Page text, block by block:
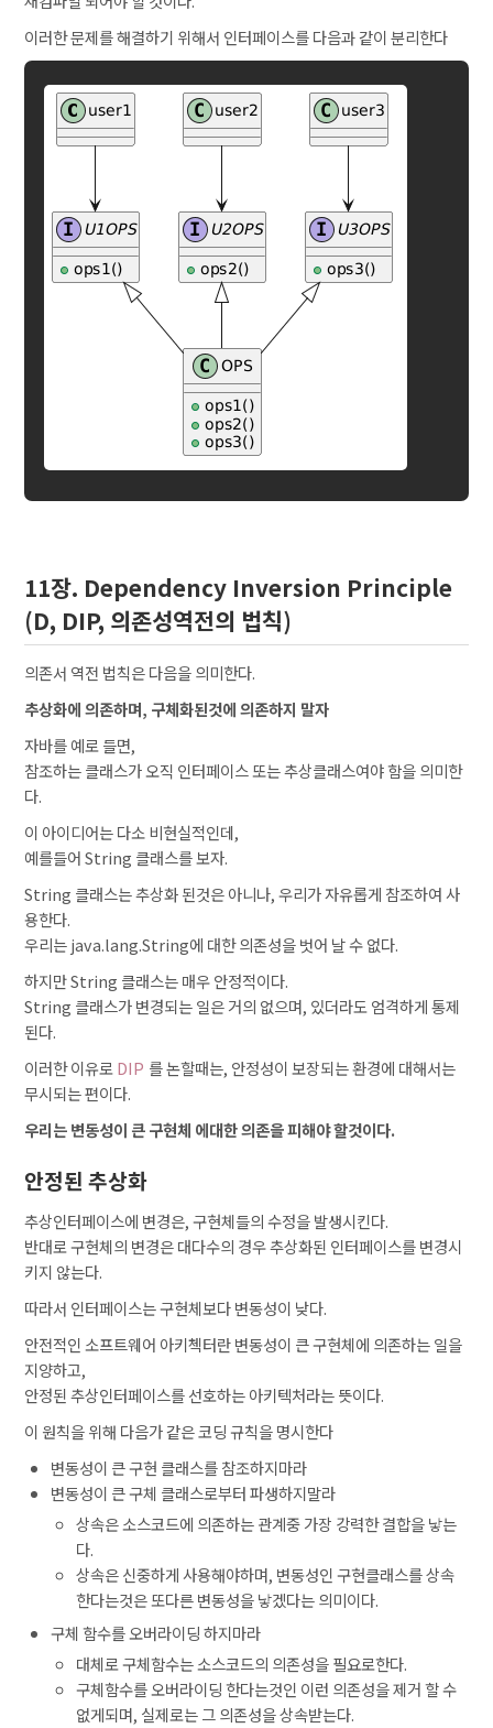
이러한 문제를 해결하기 위해서 인터페이스를 다음과 같이 분리한다
11장. Dependency Inversion Principle
(D, DIP, 의존성역전의 법칙)
의존서 역전 법칙은 다음을 의미한다.
추상화에 의존하며, 구체화된것에 의존하지 말자
자바를 예로 들면,
참조하는 클래스가 오직 인터페이스 또는 추상클래스여야 함을 의미한
다.
이 아이디어는 다소 비현실적인데,
예를들어 String 클래스를 보자.
String 클래스는 추상화 된것은 아니나, 우리가 자유롭게 참조하여 사
용한다.
우리는 java.lang.String에 대한 의존성을 벗어 날 수 없다.
하지만 String 클래스는 매우 안정적이다.
String 클래스가 변경되는 일은 거의 없으며, 있더라도 엄격하게 통제
된다.
이러한 이유로DIP 를 논할때는, 안정성이 보장되는 환경에 대해서는
무시되는 편이다.
우리는 변동성이 큰 구현체 에대한 의존을 피해야 할것이다.
안정된 추상화
추상인터페이스에 변경은, 구현체들의 수정을 발생시킨다.
반대로 구현체의 변경은 대다수의 경우 추상화된 인터페이스를 변경시
키지 않는다.
따라서 인터페이스는 구현체보다 변동성이 낮다.
안전적인 소프트웨어 아키첵터란 변동성이 큰 구현체에 의존하는 일을
지양하고,
안정된 추상인터페이스를 선호하는 아키텍처라는 뜻이다.
이 원칙을 위해 다음가 같은 코딩 규칙을 명시한다
변동성이 큰 구현 클래스를 참조하지마라
변동성이 큰 구체 클래스로부터 파생하지말라
상속은 소스코드에 의존하는 관계중 가장 강력한 결합을 낳는
다.
상속은 신중하게 사용해야하며, 변동성인 구현클래스를 상속
한다는것은 또다른 변동성을 낳겠다는 의미이다.
구체 함수를 오버라이딩 하지마라
대체로 구체함수는 소스코드의 의존성을 필요로한다.
구체함수를 오버라이딩 한다는것인 이런 의존성을 제거 할 수
없게되며, 실제로는 그 의존성을 상속받는다.